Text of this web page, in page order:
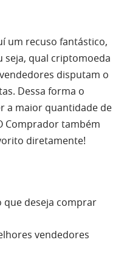
um recuso fantástico,
seja, qual criptomoeda
disputam o
Dessa forma o
a maior quantidade de
Comprador também
diretamente!
que deseja comprar
vendedores